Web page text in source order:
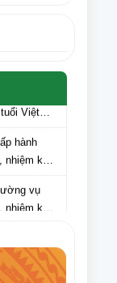
của Ban
Việt
phố lấy
phố đối
tuổi
hành
kỳ
vụ
kỳ
Tháng
gia lần